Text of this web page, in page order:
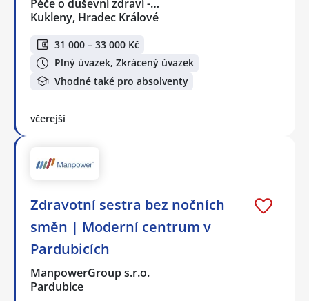
Péče o duševní zdraví -…
Kukleny, Hradec Králové
31 000 – 33 000 Kč
Plný úvazek, Zkrácený úvazek
Vhodné také pro absolventy
včerejší
Zdravotní sestra bez nočních
směn | Moderní centrum v
Pardubicích
ManpowerGroup s.r.o.
Pardubice